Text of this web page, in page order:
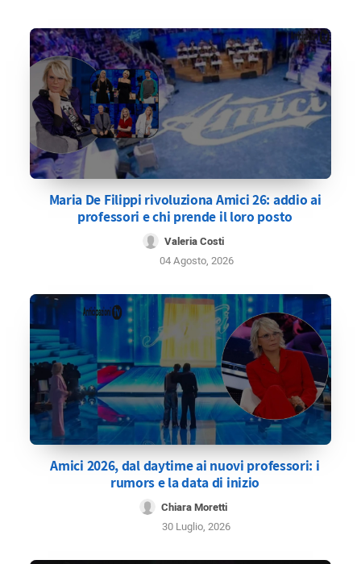
Maria De Filippi rivoluziona Amici 26: addio ai
professori e chi prende il loro posto
Valeria Costi
04 Agosto, 2026
Amici 2026, dal daytime ai nuovi professori: i
rumors e la data di inizio
Chiara Moretti
30 Luglio, 2026